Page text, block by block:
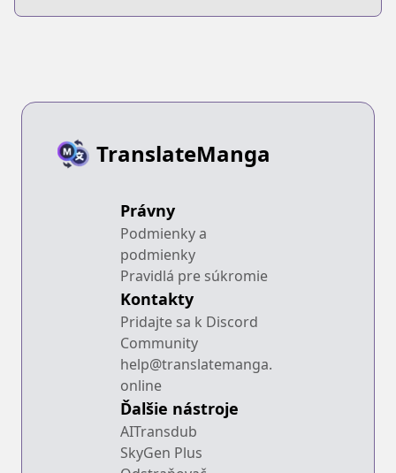
TranslateManga
Právny
Podmienky a
podmienky
Pravidlá pre súkromie
Kontakty
Pridajte sa k Discord
Community
help@translatemanga.
online
Ďalšie nástroje
AITransdub
SkyGen Plus